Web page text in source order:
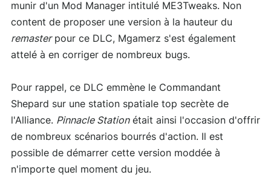
munir d'un Mod Manager intitulé ME3Tweaks. Non
content de proposer une version à la hauteur du
remasterpour ce DLC, Mgamerz s'est également
attelé à en corriger de nombreux bugs.
Pour rappel, ce DLC emmène le Commandant
Shepard sur une station spatiale top secrète de
l'Alliance. Pinnacle Stationétait ainsi l'occasion d'offrir
de nombreux scénarios bourrés d'action. Il est
possible de démarrer cette version moddée à
n'importe quel moment du jeu.